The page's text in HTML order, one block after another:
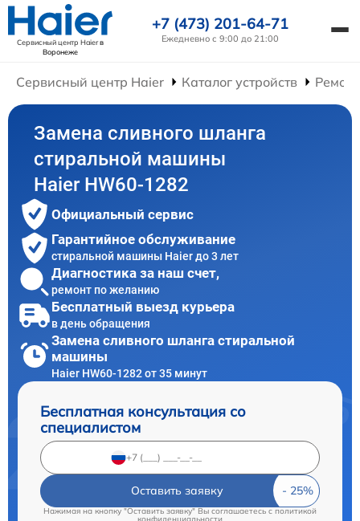
Сервисный центр Haierв
Воронеже
+7 (473) 201-64-71
Ежедневно с 9:00 до 21:00
Сервисный центр Haier Каталог устройств
Замена сливного шланга
стиральной машины
Haier HW60-1282
Официальный сервис
Гарантийное обслуживание
стиральной машины Haier до 3 лет
Диагностика за наш счет,
ремонт по желанию
Бесплатный выезд курьера
в день обращения
Замена сливного шланга стиральной
машины
Haier HW60-1282 от 35 минут
Бесплатная консультация со
специалистом
Оставить заявку
Нажимая на кнопку "Оставить заявку" Вы соглашаетесь cполитикой